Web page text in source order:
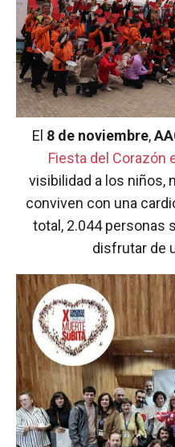
El 8 de noviembre,
Fiesta del Corazón
visibilidad a los niños,
conviven con una
total, 2.044 personas
disfrutar de